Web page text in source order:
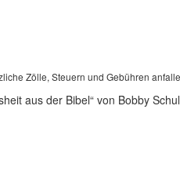
Zölle, Steuern und Gebühren
aus der Bibel“ von Bobby